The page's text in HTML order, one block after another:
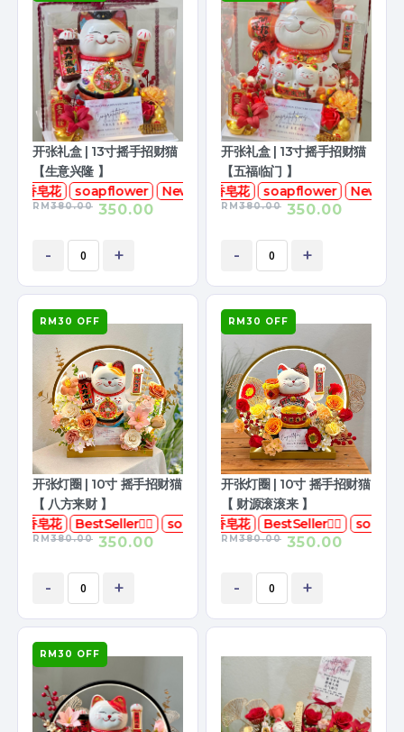
开张礼盒 | 13寸摇手招财猫
【生意兴隆 】
香皂花
soapflower NewArrival🌟
RM380.00 350.00
- +
开张礼盒 | 13寸摇手招财猫
【五福临门 】
香皂花
soapflower
RM380.00 350.00
- +
RM30 OFF
开张灯圈 | 10寸 摇手招财猫
【 八方来财 】
香皂花
BestSeller👍🏻 soapflower
RM380.00 350.00
- +
RM30 OFF
开张灯圈 | 10寸 摇手招财猫
【 财源滚滚来 】
香皂花
BestSeller👍🏻
RM380.00 350.00
- +
RM30 OFF